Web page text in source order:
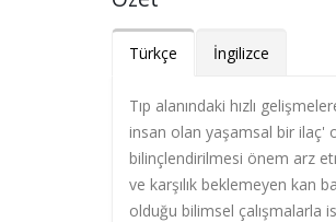
Türkçe İngilizce
Tıp alanındaki hızlı
insan olan yaşamsal bir ilaç'
bilinçlendirilmesi önem arz
ve karşılık beklemeyen kan
olduğu bilimsel çalışmalarla